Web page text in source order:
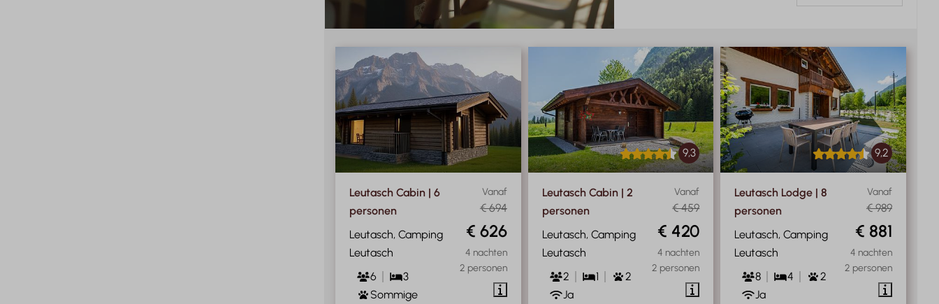
Vanaf
€ 694
€ 626
4 nachten
2 personen
Leutasch Cabin | 6
personen
Leutasch, Camping
Leutasch
6
3
Sommige
9,3
Vanaf
€ 459
€ 420
4 nachten
2 personen
Leutasch Cabin | 2
personen
Leutasch, Camping
Leutasch
2
1
2
Ja
9,2
Vanaf
€ 989
€ 881
4 nachten
2 personen
Leutasch Lodge | 8
personen
Leutasch, Camping
Leutasch
8
4
2
Ja